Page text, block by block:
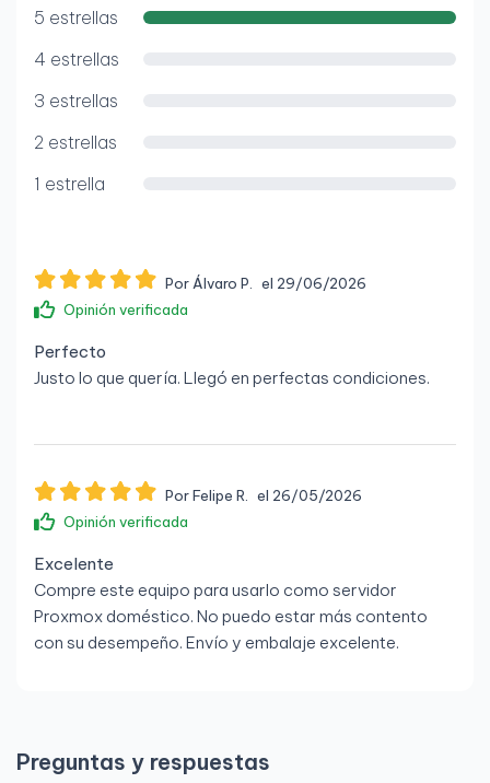
Pantalla
No disponible
Gráficos
Gráfica integrada: AMD Radeon Vega Graphics
Puertos y conexiones
1 x DisplayPort
1 x HDMI
1 x RJ-45 Ethernet
Bluetooth: Opcional
Seguridad
Protección BIOS Lenovo
5 estrellas
4 estrellas
3 estrellas
2 estrellas
1 estrella
Por Álvaro P.
el 29/06/2026
Opinión verificada
Perfecto
Justo lo que quería. Llegó en perfectas condiciones.
Por Felipe R.
el 26/05/2026
Opinión verificada
Excelente
Compre este equipo para usarlo como servidor
Proxmox doméstico. No puedo estar más contento
con su desempeño. Envío y embalaje excelente.
Preguntas y respuestas